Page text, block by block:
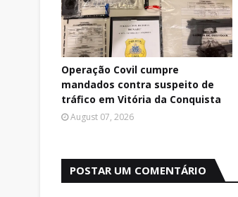
Operação Covil cumpre
mandados contra suspeito de
tráfico em Vitória da Conquista
August 07, 2026
POSTAR UM COMENTÁRIO